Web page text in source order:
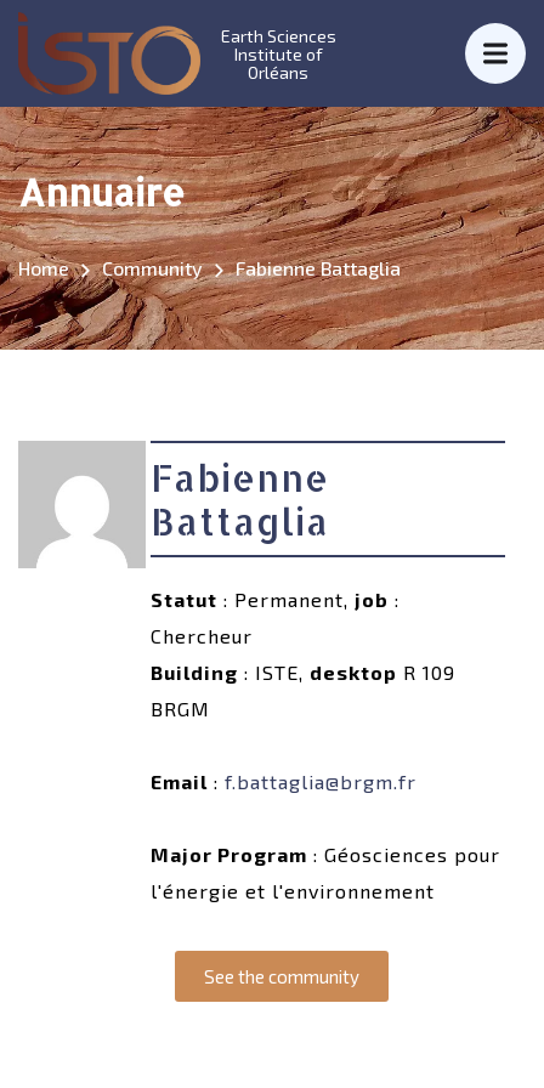
Earth Sciences
Institute of
Orléans
Annuaire
Home Community Fabienne Battaglia
Fabienne
Battaglia
Statut : Permanent, job :
Chercheur
Building : ISTE, desktop R 109
BRGM
Email: f.battaglia@brgm.fr
Major Program : Géosciences pour
l'énergie et l'environnement
See the community